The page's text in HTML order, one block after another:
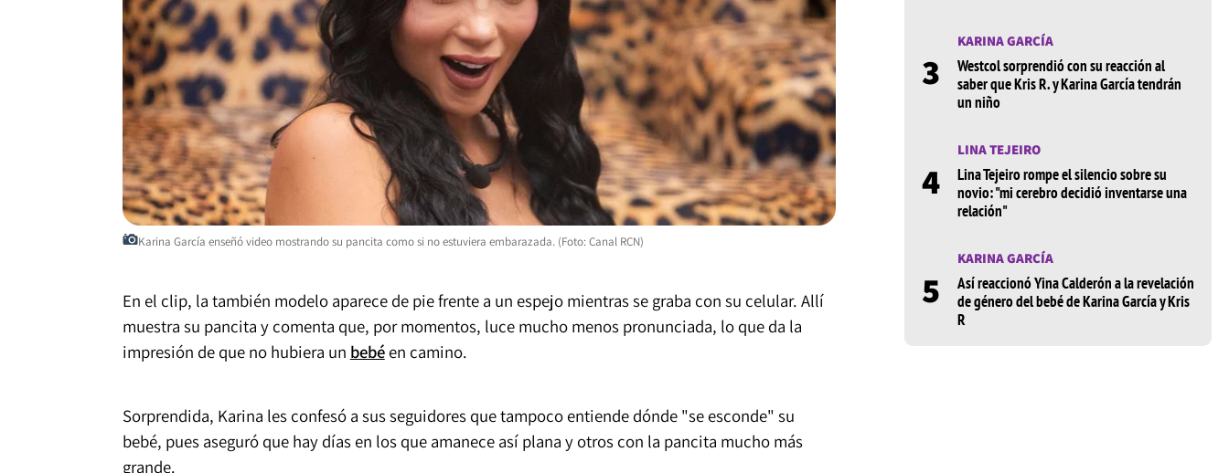
Karina García enseñó video mostrando su pancita como si no estuviera embarazada. (Foto: Canal RCN)
En el clip, la también modelo aparece de pie frente a un espejo mientras se graba con su celular. Allí
muestra su pancita y comenta que, por momentos, luce mucho menos pronunciada, lo que da la
impresión de que no hubiera un bebéen camino.
Sorprendida, Karina les confesó a sus seguidores que tampoco entiende dónde "se esconde" su
bebé, pues aseguró que hay días en los que amanece así plana y otros con la pancita mucho más
grande.
3
KARINA GARCÍA
Westcol sorprendió con su reacción al
saber que Kris R. y Karina García tendrán
un niño
4
LINA TEJEIRO
Lina Tejeiro rompe el silencio sobre su
novio: "mi cerebro decidió inventarse una
relación"
5
KARINA GARCÍA
Así reaccionó Yina Calderón a la revelación
de género del bebé de Karina García y Kris
R